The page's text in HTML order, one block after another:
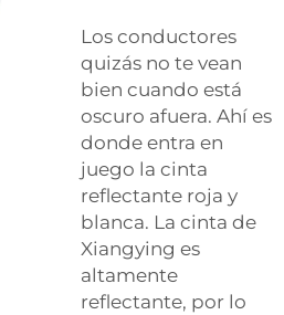
Los conductores
quizás no te vean
bien cuando está
oscuro afuera. Ahí es
donde entra en
juego la cinta
reflectante roja y
blanca. La cinta de
Xiangying es
altamente
reflectante, por lo